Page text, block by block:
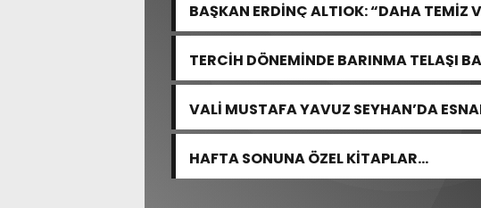
BAŞKAN ERDİNÇ ALTIOK: “DAHA TEMİZ
İÇİN ÇALIŞIYORUZ”
TERCİH DÖNEMİNDE BARINMA TELAŞI
VALİ MUSTAFA YAVUZ SEYHAN’DA
HAFTA SONUNA ÖZEL KİTAPLAR…